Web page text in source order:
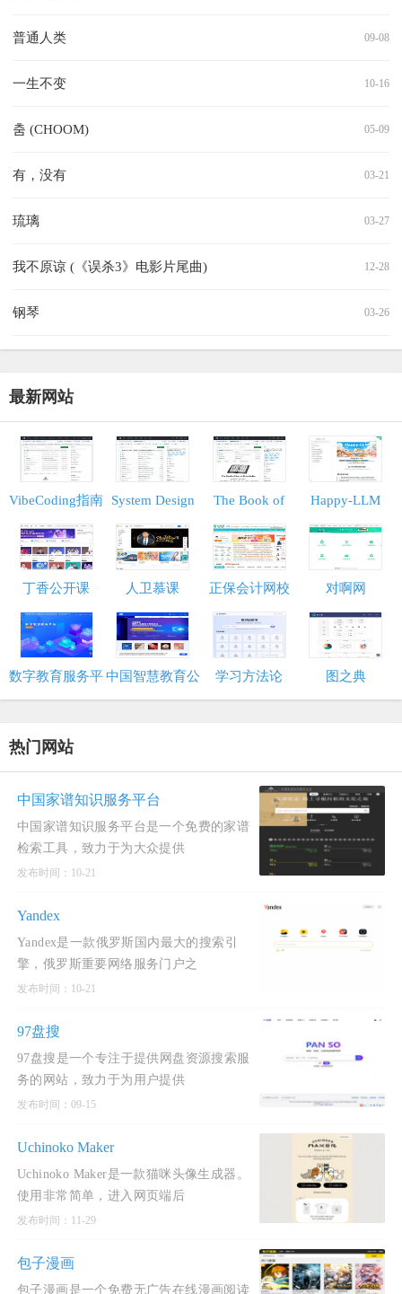
09-08
普通人类
10-16
一生不变
05-09
춤 (CHOOM)
03-21
有，没有
03-27
琉璃
12-28
我不原谅 (《误杀3》电影片尾曲)
03-26
钢琴
最新网站
VibeCoding指南 System Design
Primer
The Book of
Secret
Knowledge
Happy-LLM
丁香公开课 人卫慕课 正保会计网校 对啊网
数字教育服务平中国智慧教育公 学习方法论 图之典
热门网站
中国家谱知识服务平台
中国家谱知识服务平台是一个免费的家谱
检索工具，致力于为大众提供
发布时间：10-21
Yandex
Yandex是一款俄罗斯国内最大的搜索引
擎，俄罗斯重要网络服务门户之
发布时间：10-21
97盘搜
97盘搜是一个专注于提供网盘资源搜索服
务的网站，致力于为用户提供
发布时间：09-15
Uchinoko Maker
Uchinoko Maker是一款猫咪头像生成器。
使用非常简单，进入网页端后
发布时间：11-29
包子漫画
包子漫画是一个免费无广告在线漫画阅读